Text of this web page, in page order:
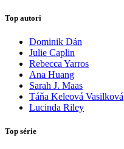
Top autori
Dominik Dán
Julie Caplin
Rebecca Yarros
Ana Huang
Sarah J. Maas
Táňa Keleová Vasilková
Lucinda Riley
Top série